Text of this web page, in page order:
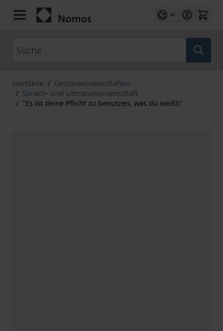
Zum Inhalt springen
Startseite / Geisteswissenschaften
/ Sprach- und Literaturwissenschaft
/ "Es ist deine Pflicht zu benutzen, was du weißt!"